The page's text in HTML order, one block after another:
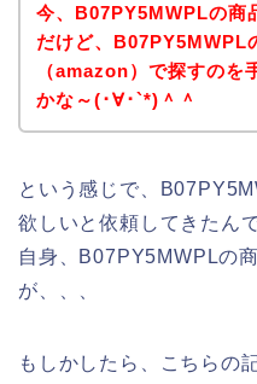
今、B07PY5MWPLの商
だけど、B07PY5MWPL
（amazon）で探すのを
かな～(･∀･`*)＾＾
という感じで、
欲しいと依頼してきたん
自身、B07PY5MWPLの
が、、、
もしかしたら、こちらの